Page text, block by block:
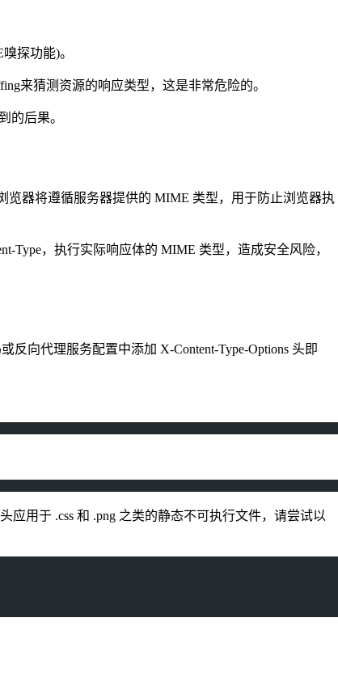
探功能)。
来猜测资源的响应类型，这是非常危险的。
的后果。
览器将遵循服务器提供的 MIME 类型，用于防止浏览器执
Type，执行实际响应体的 MIME 类型，造成安全风险，
向代理服务配置中添加 X-Content-Type-Options 头即
应用于 .css 和 .png 之类的静态不可执行文件，请尝试以